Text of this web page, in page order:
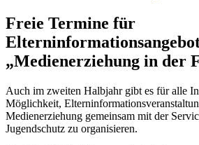
Freie Termine für
„Medienerziehung in der
Auch im zweiten Halbjahr gibt es für alle
Möglichkeit,
Medienerziehung gemeinsam mit der
Jugendschutz zu organisieren.